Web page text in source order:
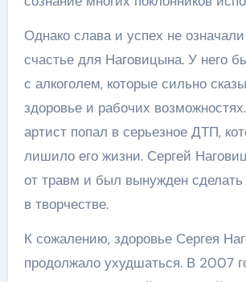
Однако слава и успех не
счастье для Наговицына. У него
с алкоголем, которые сильно
здоровье и рабочих
артист попал в серьезное ДТП,
лишило его жизни. Сергей
от травм и был вынужден сделать
в творчестве.
К сожалению, здоровье Сергея
продолжало ухудшаться. В 2007